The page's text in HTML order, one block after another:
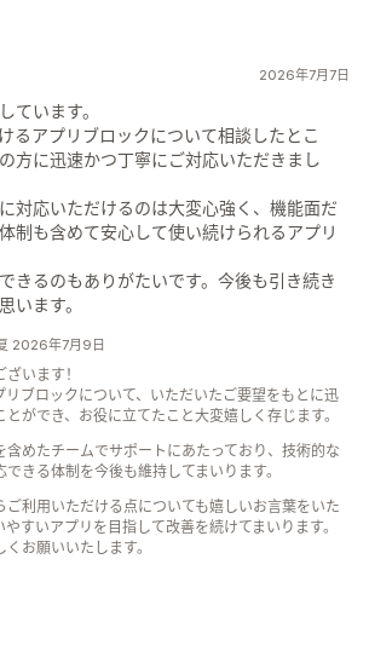
2026年7月7日
ています。
るアプリブロックについて相談したとこ
方に迅速かつ丁寧にご対応いただきまし
対応いただけるのは大変心強く、機能面だ
制も含めて安心して使い続けられるアプリ
きるのもありがたいです。今後も引き続き
います。
2026年7月9日
います！
リブロックについて、いただいたご要望をもとに迅
ができ、お役に立てたこと大変嬉しく存じます。
含めたチームでサポートにあたっており、技術的な
きる体制を今後も維持してまいります。
ご利用いただける点についても嬉しいお言葉をいた
すいアプリを目指して改善を続けてまいります。
お願いいたします。